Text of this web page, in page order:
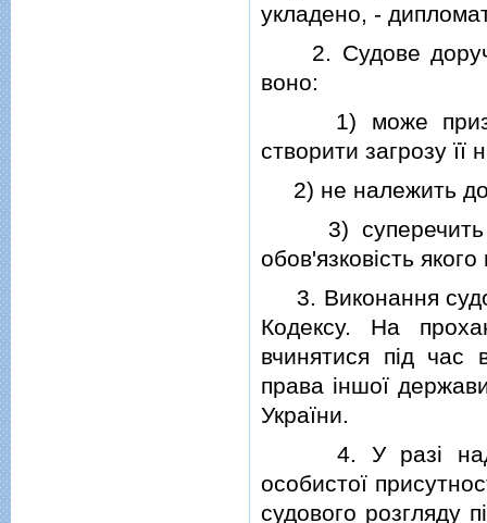
укладено, -
2. Судове
воно:
1) може
створити загрозу
2) не належить до
3) суперечить
обов'язковiсть
3. Виконання
Кодексу. На
вчинятися пiд час
права iншої
України.
4. У разi
особистої
судового розгляду